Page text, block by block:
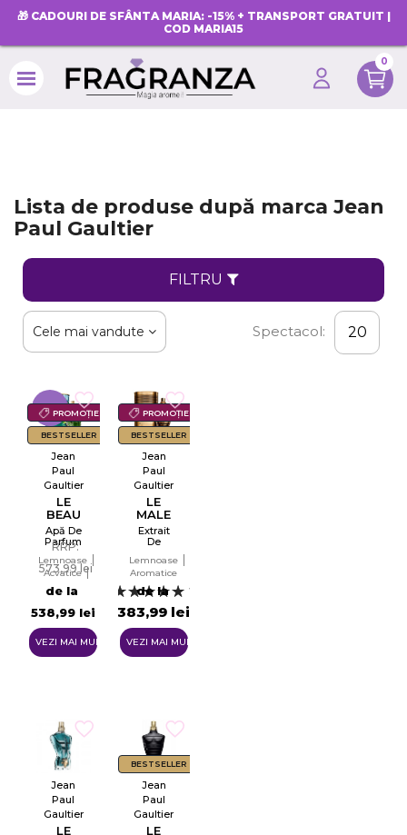
🎁 CADOURI DE SFÂNTA MARIA: -15% + TRANSPORT GRATUIT |
COD MARIA15
0
Lista de produse după marca Jean
Paul Gaultier
FILTRU
Cele mai vandute Spectacol: 20
PROMOȚIE
BESTSELLER
-6%
Jean
Paul
Gaultier
LE
BEAU
PARADISE
GARDEN
Apă De
Parfum
Pentru
Bărbați
EDP
Lemnoase
Acvatice
Verzi
de la
RRP:
573,99 lei
538,99 lei
VEZI MAI MULTE
PROMOȚIE
BESTSELLER
Jean
Paul
Gaultier
LE
MALE
ELIXIR
Extrait
De
Lemnoase
Aromatice
13
de la
383,99 lei
VEZI MAI MULTE
Jean
Paul
Gaultier
LE
BESTSELLER
Jean
Paul
Gaultier
LE